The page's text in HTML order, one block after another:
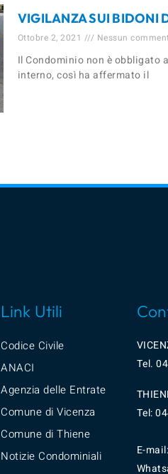
VIGILANZA SUI BIDONI
Ottobre 2, 2021 Nessun
Il Condominio non è obbligato
interno, così ha affermato il
Link Utili
Codice Civile
ANACI
Agenzia delle Entrate
Comune di Vicenza
Comune di Thiene
Notizie Condominiali
Tel.
Tel:
E-